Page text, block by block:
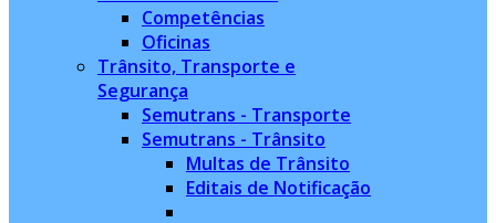
Competências
Oficinas
Trânsito, Transporte e
Segurança
Semutrans - Transporte
Semutrans - Trânsito
Multas de Trânsito
Editais de Notificação